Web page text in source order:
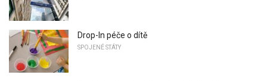
Drop-In péče o dítě
SPOJENÉ STÁTY